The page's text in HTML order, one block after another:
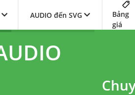
AUDIO đến SVG
Bảng
giá